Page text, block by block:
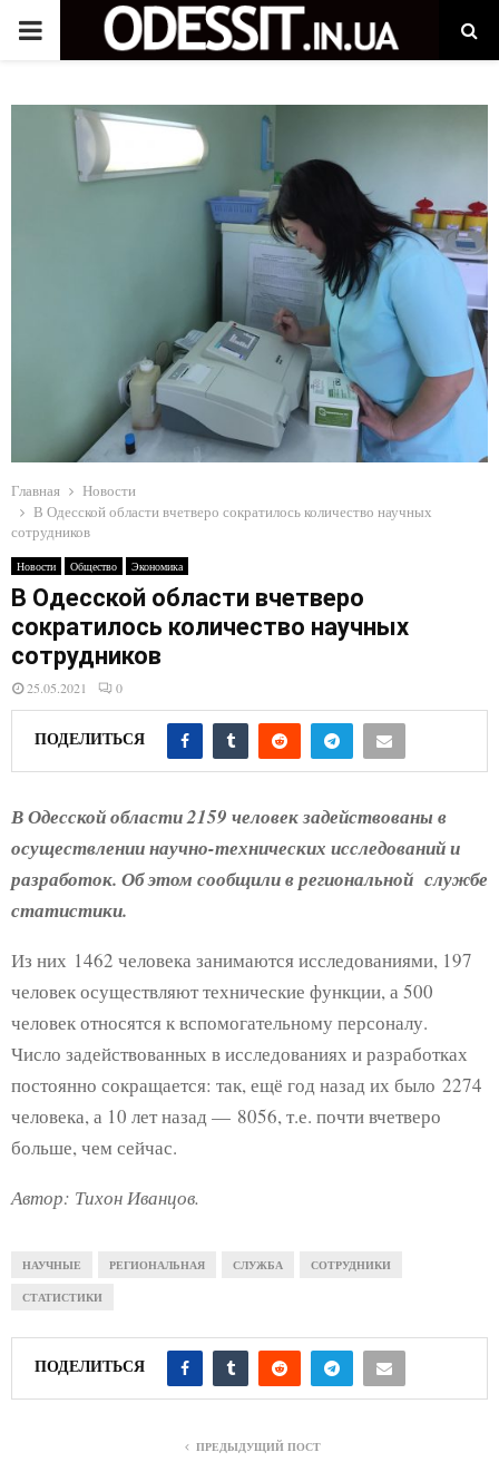
P
E
N
U
Главная
Новости
В Одесской области вчетверо сократилось количество научных
сотрудников
Новости Общество Экономика
В Одесской области вчетверо
сократилось количество научных
сотрудников
25.05.2021 0
ПОДЕЛИТЬСЯ
В Одесской области 2159 человек задействованы в
осуществлении научно-технических исследований и
разработок. Об этом сообщили в региональной службе
статистики.
Из них 1462 человека занимаются исследованиями, 197
человек осуществляют технические функции, а 500
человек относятся к вспомогательному персоналу.
Число задействованных в исследованиях и разработках
постоянно сокращается: так, ещё год назад их было 2274
человека, а 10 лет назад — 8056, т.е. почти вчетверо
больше, чем сейчас.
Автор: Тихон Иванцов.
НАУЧНЫЕ РЕГИОНАЛЬНАЯ СЛУЖБА СОТРУДНИКИ
СТАТИСТИКИ
ПОДЕЛИТЬСЯ
ПРЕДЫДУЩИЙ ПОСТ